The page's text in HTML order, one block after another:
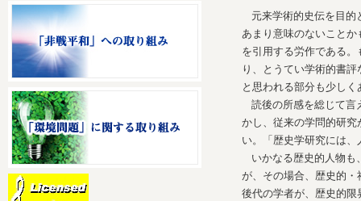
元来学術的史伝を目的
あまり意味のないこと
を引用する労作である
り、とうてい学術的書
と思われる部分も少し
読後の所感を総じて言
かし、従来の学問的研
い。「歴史学研究には
いかなる歴史的人物も
が、その場合、歴史的
後代の学者が、歴史的